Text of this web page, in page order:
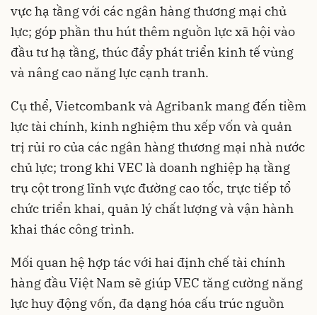
vực hạ tầng với các ngân hàng thương mại chủ
lực; góp phần thu hút thêm nguồn lực xã hội vào
đầu tư hạ tầng, thúc đẩy phát triển kinh tế vùng
và nâng cao năng lực cạnh tranh.
Cụ thể, Vietcombank và Agribank mang đến tiềm
lực tài chính, kinh nghiệm thu xếp vốn và quản
trị rủi ro của các ngân hàng thương mại nhà nước
chủ lực; trong khi VEC là doanh nghiệp hạ tầng
trụ cột trong lĩnh vực đường cao tốc, trực tiếp tổ
chức triển khai, quản lý chất lượng và vận hành
khai thác công trình.
Mối quan hệ hợp tác với hai định chế tài chính
hàng đầu Việt Nam sẽ giúp VEC tăng cường năng
lực huy động vốn, đa dạng hóa cấu trúc nguồn